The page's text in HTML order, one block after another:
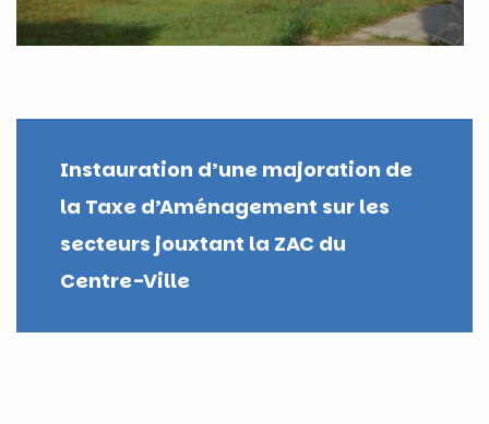
Instauration d’une majoration de
la Taxe d’Aménagement sur les
secteurs jouxtant la ZAC du
Centre-Ville